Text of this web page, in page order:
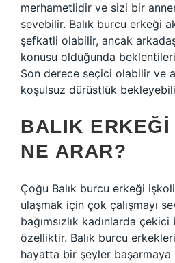
merhametlidir ve sizi bir
sevebilir. Balık burcu erkeği
şefkatli olabilir, ancak
konusu olduğunda
Son derece seçici olabilir ve
koşulsuz dürüstlük
BALIK ERKEĞI
NE ARAR?
Çoğu Balık burcu erkeği
ulaşmak için çok çalışmayı
bağımsızlık kadınlarda
özelliktir. Balık burcu
hayatta bir şeyler başarmaya